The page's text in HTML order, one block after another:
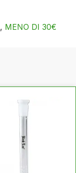
, MENO DI 30€